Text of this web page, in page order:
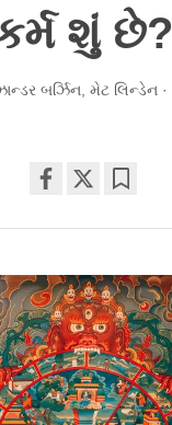
શું છે?
બર્ઝિન મેટ લિન્ડેન
on